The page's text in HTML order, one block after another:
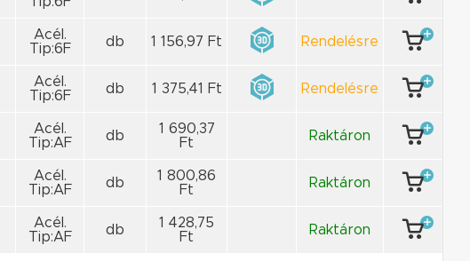
Acél.
Tip:6F
db 1 156,97 Ft Rendelésre
Acél.
Tip:6F
db 1 375,41 Ft Rendelésre
Acél.
Tip:AF
db
1 690,37
Ft
Raktáron
Acél.
Tip:AF
db
1 800,86
Ft
Raktáron
Acél.
Tip:AF
db
1 428,75
Ft
Raktáron